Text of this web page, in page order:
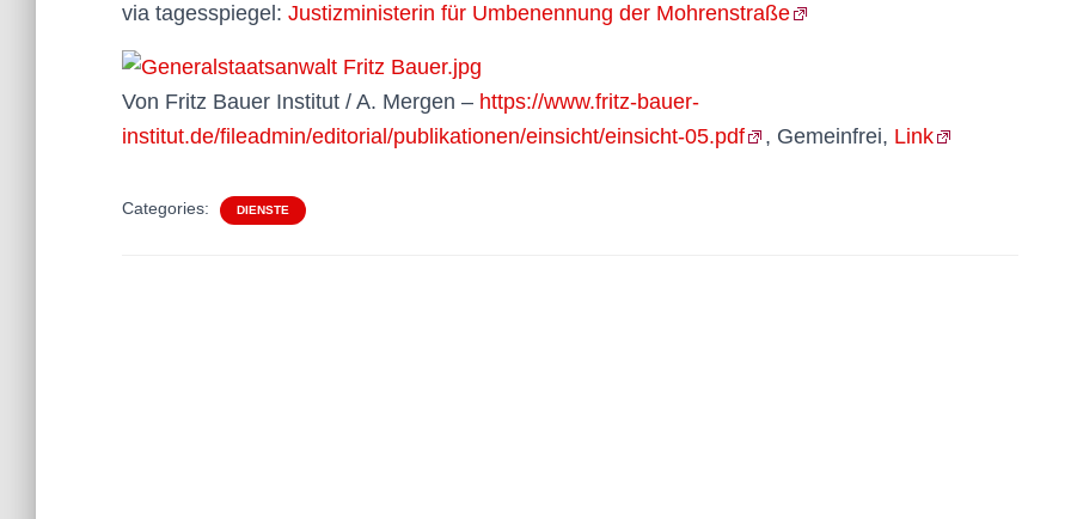
via tagesspiegel: Justizministerin für Umbenennung der Mohrenstraße
Von Fritz Bauer Institut / A. Mergen – https://www.fritz-bauer-
institut.de/fileadmin/editorial/publikationen/einsicht/einsicht-05.pdf
, Gemeinfrei, Link
Categories: DIENSTE